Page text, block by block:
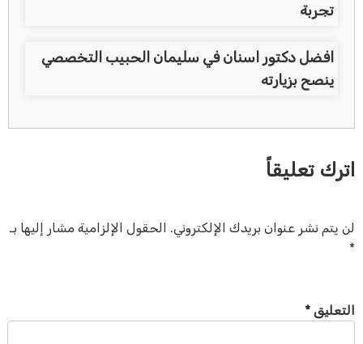
تجربة
افضل دكتور اسنان في سليمان الحبيب التخصصي
ينصح بزيارته
اترك تعليقاً
لن يتم نشر عنوان بريدك الإلكتروني. الحقول الإلزامية مشار إليها بـ
*
التعليق *